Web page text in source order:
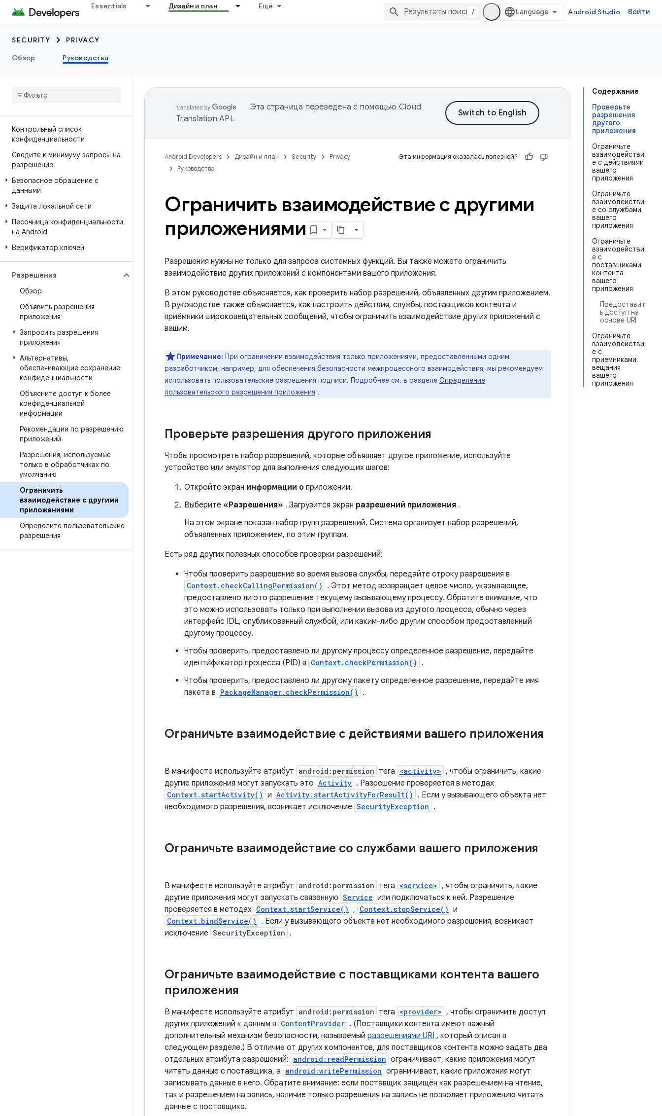
Essentials Дизайн и план Ещё
/ Android Studio Войти
SECURITY
PRIVACY
Обзор
Руководства
Контрольный список
конфиденциальности
Сведите к минимуму запросы на
разрешение
Безопасное обращение с
данными
Защита локальной сети
Песочница конфиденциальности
на Android
Верификатор ключей
Разрешения
Обзор
Объявить разрешения
приложения
Запросить разрешения
приложения
Альтернативы,
обеспечивающие сохранение
конфиденциальности
Объясните доступ к более
конфиденциальной
информации
Рекомендации по разрешению
приложений
Разрешения, используемые
только в обработчиках по
умолчанию
Ограничить
взаимодействие с другими
приложениями
Определите пользовательские
разрешения
Содержание
Проверьте
разрешения
другого
приложения
Ограничьте
взаимодействи
е с действиями
вашего
приложения
Ограничьте
взаимодействи
е со службами
вашего
приложения
Ограничьте
взаимодействи
е с
поставщиками
контента
вашего
приложения
Предоставит
ь доступ на
основе URI
Ограничьте
взаимодействи
е с
приемниками
вещания
вашего
приложения
Эта страница переведена с помощью Cloud
Translation API.
Android Developers Дизайн и план Security
Privacy
Руководства
Эта информация оказалась полезной?
Ограничить взаимодействие с другими
приложениями
Разрешения нужны не только для запроса системных функций. Вы также можете ограничить
взаимодействие других приложений с компонентами вашего приложения.
В этом руководстве объясняется, как проверить набор разрешений, объявленных другим приложением.
В руководстве также объясняется, как настроить действия, службы, поставщиков контента и
приёмники широковещательных сообщений, чтобы ограничить взаимодействие других приложений с
вашим.
Примечание: При ограничении взаимодействия только приложениями, предоставленными одним
разработчиком, например, для обеспечения безопасности межпроцессного взаимодействия, мы рекомендуем
использовать пользовательские разрешения подписи. Подробнее см. в разделе Определение
пользовательского разрешения приложения .
Проверьте разрешения другого приложения
Чтобы просмотреть набор разрешений, которые объявляет другое приложение, используйте
устройство или эмулятор для выполнения следующих шагов:
Откройте экран информации о приложении.
Выберите «Разрешения» . Загрузится экран разрешений приложения .
На этом экране показан набор групп разрешений. Система организует набор разрешений,
объявленных приложением, по этим группам.
Есть ряд других полезных способов проверки разрешений:
Чтобы проверить разрешение во время вызова службы, передайте строку разрешения в
Context.checkCallingPermission()
. Этот метод возвращает целое число, указывающее,
предоставлено ли это разрешение текущему вызывающему процессу. Обратите внимание, что
это можно использовать только при выполнении вызова из другого процесса, обычно через
интерфейс IDL, опубликованный службой, или каким-либо другим способом предоставленный
другому процессу.
Чтобы проверить, предоставлено ли другому процессу определенное разрешение, передайте
идентификатор процесса (PID) в Context.checkPermission()
.
Чтобы проверить, предоставлено ли другому пакету определенное разрешение, передайте имя
пакета в PackageManager.checkPermission() .
Ограничьте взаимодействие с действиями вашего приложения
В манифесте используйте атрибут android:permission тега <activity> , чтобы ограничить, какие
другие приложения могут запускать это Activity . Разрешение проверяется в методах
Context.startActivity() и Activity.startActivityForResult()
. Если у вызывающего объекта нет
необходимого разрешения, возникает исключение SecurityException .
Ограничьте взаимодействие со службами вашего приложения
В манифесте используйте атрибут android:permission тега <service> , чтобы ограничить, какие
другие приложения могут запускать связанную Service или подключаться к ней. Разрешение
проверяется в методах Context.startService() , Context.stopService() и
Context.bindService()
. Если у вызывающего объекта нет необходимого разрешения, возникает
исключение SecurityException .
Ограничьте взаимодействие с поставщиками контента вашего
приложения
В манифесте используйте атрибут android:permission тега <provider> , чтобы ограничить доступ
других приложений к данным в ContentProvider . (Поставщики контента имеют важный
дополнительный механизм безопасности, называемый разрешениями URI , который описан в
следующем разделе.) В отличие от других компонентов, для поставщиков контента можно задать два
отдельных атрибута разрешений: android:readPermission ограничивает, какие приложения могут
читать данные с поставщика, а android:writePermission ограничивает, какие приложения могут
записывать данные в него. Обратите внимание: если поставщик защищён как разрешением на чтение,
так и разрешением на запись, наличие только разрешения на запись не позволяет приложению читать
данные с поставщика.